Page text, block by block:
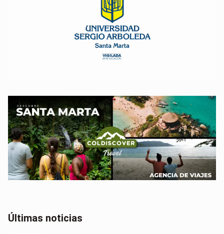
Últimas noticias